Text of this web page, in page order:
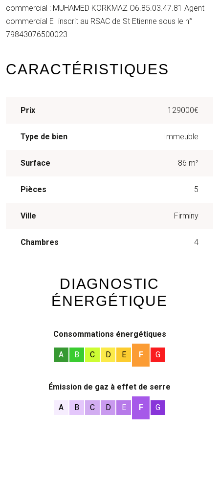
commercial : MUHAMED KORKMAZ O6.85.03.47.81 Agent
commercial EI inscrit au RSAC de St Etienne sous le n°
79843076500023
CARACTÉRISTIQUES
Prix 129000€
Type de bien Immeuble
Surface 86 m²
Pièces 5
Ville Firminy
Chambres 4
DIAGNOSTIC
ÉNERGÉTIQUE
Consommations énergétiques
A B C D E F G
Émission de gaz à effet de serre
A B C D E F G